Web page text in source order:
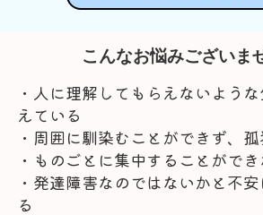
こんなお悩みございま
・人に理解してもらえないよう
えている
・周囲に馴染むことができず、
・ものごとに集中することがで
・発達障害なのではないかと不
る